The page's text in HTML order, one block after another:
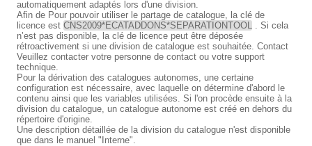
automatiquement adaptés lors d'une division.
Afin de Pour pouvoir utiliser le partage de catalogue, la clé de
licence est CNS2009*ECATADDONS*SEPARATIONTOOL . Si cela
n’est pas disponible, la clé de licence peut être déposée
rétroactivement si une division de catalogue est souhaitée. Contact
Veuillez contacter votre personne de contact ou votre support
technique.
Pour la dérivation des catalogues autonomes, une certaine
configuration est nécessaire, avec laquelle on détermine d'abord le
contenu ainsi que les variables utilisées. Si l'on procède ensuite à la
division du catalogue, un catalogue autonome est créé en dehors du
répertoire d'origine.
Une description détaillée de la division du catalogue n'est disponible
que dans le manuel "Interne".